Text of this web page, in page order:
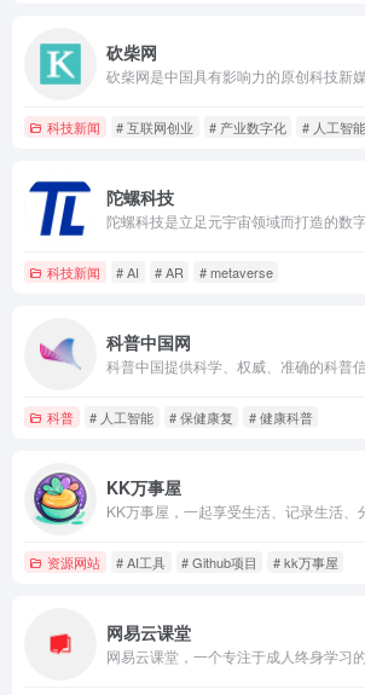
砍柴网
科技新闻 # 互联网创业 # 产业数字化 # 人工智能
陀螺科技
科技新闻 # AI # AR # metaverse
科普中国网
科普 # 人工智能 # 保健康复 # 健康科普
KK万事屋
资源网站 # AI工具 # Github项目 # kk万事屋
网易云课堂